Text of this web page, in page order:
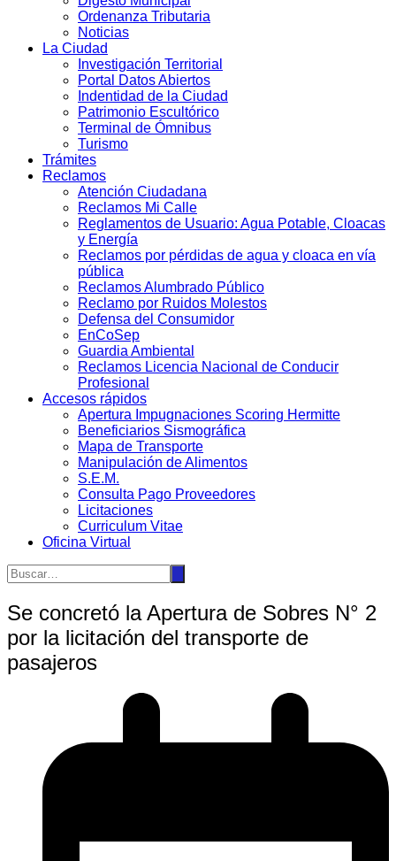
Ordenanza Tributaria
Noticias
La Ciudad
Investigación Territorial
Portal Datos Abiertos
Indentidad de la Ciudad
Patrimonio Escultórico
Terminal de Ómnibus
Turismo
Trámites
Reclamos
Atención Ciudadana
Reclamos Mi Calle
Reglamentos de Usuario: Agua Potable, Cloacas
y Energía
Reclamos por pérdidas de agua y cloaca en vía
pública
Reclamos Alumbrado Público
Reclamo por Ruidos Molestos
Defensa del Consumidor
EnCoSep
Guardia Ambiental
Reclamos Licencia Nacional de Conducir
Profesional
Accesos rápidos
Apertura Impugnaciones Scoring Hermitte
Beneficiarios Sismográfica
Mapa de Transporte
Manipulación de Alimentos
S.E.M.
Consulta Pago Proveedores
Licitaciones
Curriculum Vitae
Oficina Virtual
Se concretó la Apertura de Sobres N° 2
por la licitación del transporte de
pasajeros